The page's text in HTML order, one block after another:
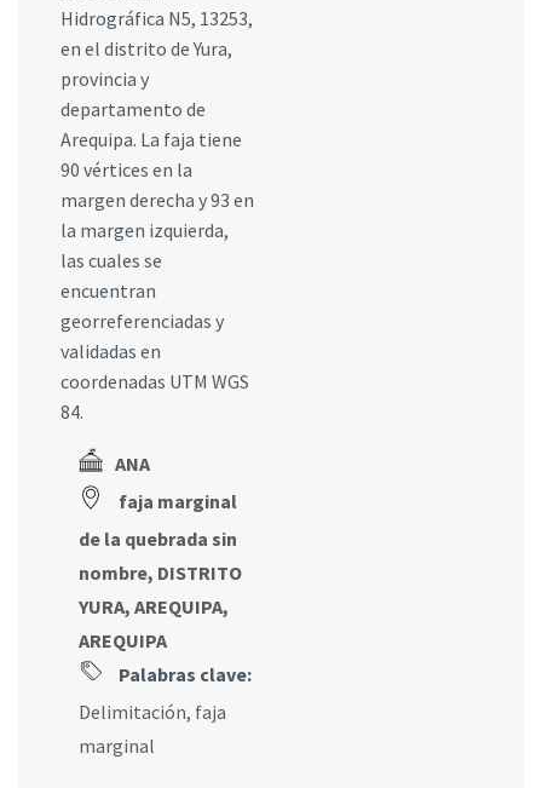
Hidrográfica N5, 13253,
en el distrito de Yura,
provincia y
departamento de
Arequipa. La faja tiene
90 vértices en la
margen derecha y 93 en
la margen izquierda,
las cuales se
encuentran
georreferenciadas y
validadas en
coordenadas UTM WGS
84.
ANA
faja marginal
de la quebrada sin
nombre, DISTRITO
YURA, AREQUIPA,
AREQUIPA
Palabras clave:
Delimitación, faja
marginal